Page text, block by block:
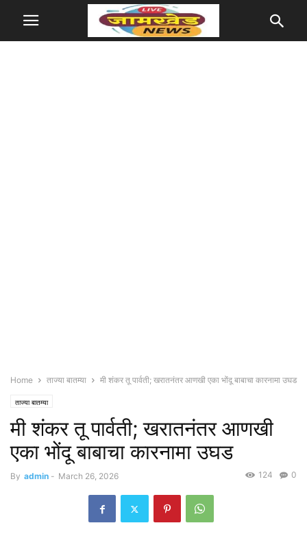
Home ताज्या बातम्या मी शंकर तू पार्वती; खरातनंतर आणखी एका भोंदू बाबाचा कारनामा उघड
ताज्या बातम्या
मी शंकर तू पार्वती; खरातनंतर आणखी
एका भोंदू बाबाचा कारनामा उघड
By admin - March 26, 2026 0
124